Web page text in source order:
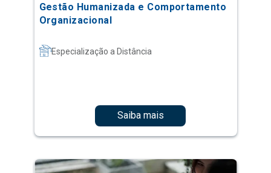
Gestão Humanizada e Comportamento
Organizacional
Especialização a Distância
Saiba mais